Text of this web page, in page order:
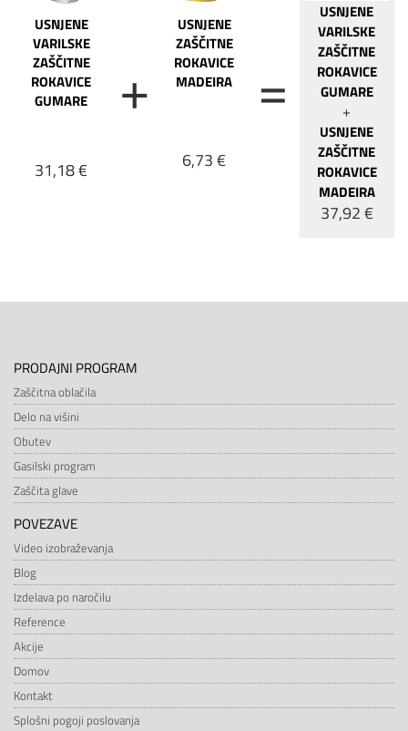
USNJENE
VARILSKE
ZAŠČITNE
ROKAVICE
GUMARE
31,18 €
USNJENE
ZAŠČITNE
ROKAVICE
MADEIRA
6,73 €
USNJENE
VARILSKE
ZAŠČITNE
ROKAVICE
GUMARE
+
USNJENE
ZAŠČITNE
ROKAVICE
MADEIRA
37,92 €
PRODAJNI PROGRAM
Zaščitna oblačila
Delo na višini
Obutev
Gasilski program
Zaščita glave
POVEZAVE
Video izobraževanja
Blog
Izdelava po naročilu
Reference
Akcije
Domov
Kontakt
Splošni pogoji poslovanja